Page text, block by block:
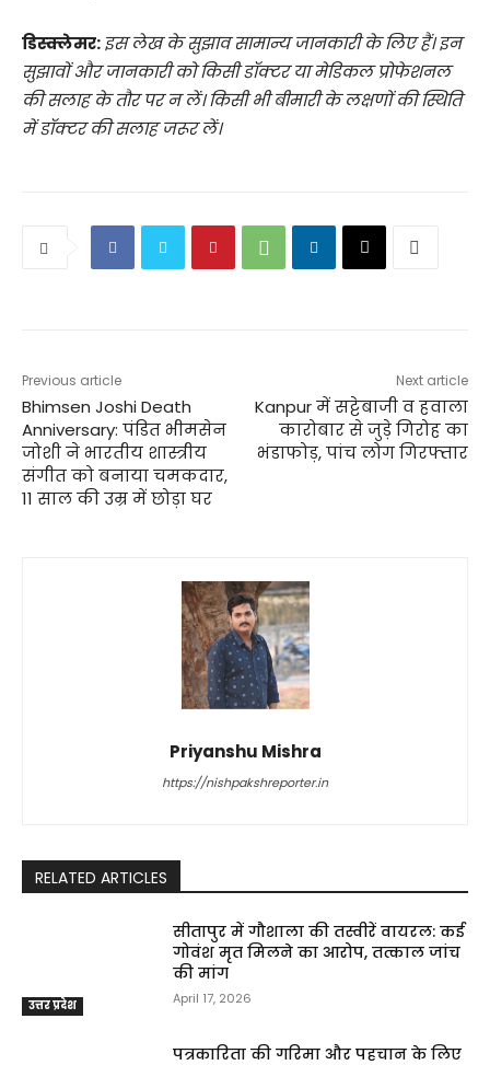
डिस्क्लेमर:इस लेख के सुझाव सामान्य जानकारी के लिए हैं। इन
सुझावों और जानकारी को किसी डॉक्टर या मेडिकल प्रोफेशनल
की सलाह के तौर पर न लें। किसी भी बीमारी के लक्षणों की स्थिति
में डॉक्टर की सलाह जरूर लें।
Previous article
Bhimsen Joshi Death
Anniversary: पंडित भीमसेन
जोशी ने भारतीय शास्त्रीय
संगीत को बनाया चमकदार,
11 साल की उम्र में छोड़ा घर
Next article
Kanpur में सट्टेबाजी व हवाला
कारोबार से जुड़े गिरोह का
भंडाफोड़, पांच लोग गिरफ्तार
Priyanshu Mishra
https://nishpakshreporter.in
RELATED ARTICLES
उत्तर प्रदेश
सीतापुर में गौशाला की तस्वीरें वायरल: कई
गोवंश मृत मिलने का आरोप, तत्काल जांच
की मांग
April 17, 2026
पत्रकारिता की गरिमा और पहचान के लिए